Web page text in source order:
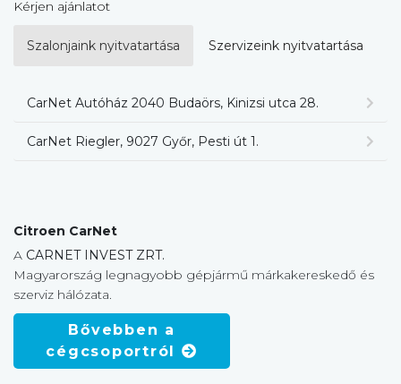
Kérjen ajánlatot
Szalonjaink nyitvatartása Szervizeink nyitvatartása
CarNet Autóház 2040 Budaörs, Kinizsi utca 28.
CarNet Riegler, 9027 Győr, Pesti út 1.
Citroen CarNet
A CARNET INVEST ZRT.
Magyarország legnagyobb gépjármű márkakereskedő és
szerviz hálózata.
Bővebben a
cégcsoportról